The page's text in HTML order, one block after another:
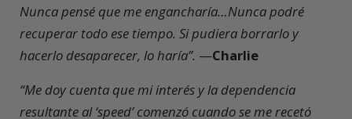
Nunca pensé que me engancharía…Nunca podré
recuperar todo ese tiempo. Si pudiera borrarlo y
hacerlo desaparecer, lo haría”. —Charlie
“Me doy cuenta que mi interés y la dependencia
resultante al ‘speed’ comenzó cuando se me recetó